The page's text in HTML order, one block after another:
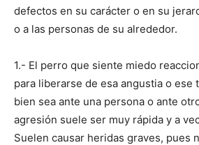
Razas
de
Perros
defectos en su carácter o en su
o a las personas de su alrededor.
1.- El perro que siente miedo
para liberarse de esa angustia o ese
bien sea ante una persona o ante
agresión suele ser muy rápida y a
Suelen causar heridas graves, pues